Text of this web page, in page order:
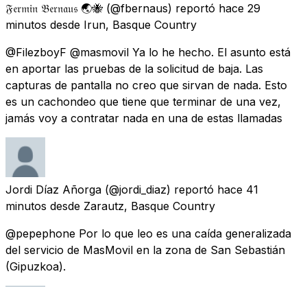
𝔉𝔢𝔯𝔪𝔦𝔫 𝔅𝔢𝔯𝔫𝔞𝔲𝔰 🌏🐝 (@fbernaus) reportó hace 29
minutos desde Irun, Basque Country
@FilezboyF @masmovil Ya lo he hecho. El asunto está
en aportar las pruebas de la solicitud de baja. Las
capturas de pantalla no creo que sirvan de nada. Esto
es un cachondeo que tiene que terminar de una vez,
jamás voy a contratar nada en una de estas llamadas
Jordi Díaz Añorga (@jordi_diaz) reportó hace 41
minutos desde Zarautz, Basque Country
@pepephone Por lo que leo es una caída generalizada
del servicio de MasMovil en la zona de San Sebastián
(Gipuzkoa).